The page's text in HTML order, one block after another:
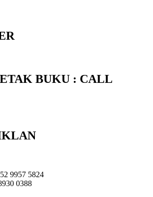
BUKU : CALL
9957 5824
0388